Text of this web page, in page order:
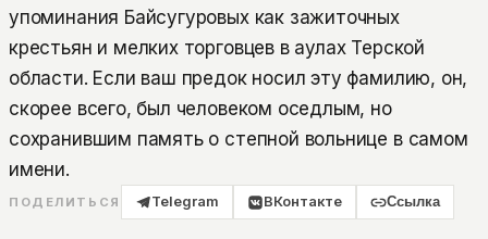
упоминания Байсугуровых как зажиточных
крестьян и мелких торговцев в аулах Терской
области. Если ваш предок носил эту фамилию, он,
скорее всего, был человеком оседлым, но
сохранившим память о степной вольнице в самом
имени.
ПОДЕЛИТЬСЯ Telegram ВКонтакте Ссылка